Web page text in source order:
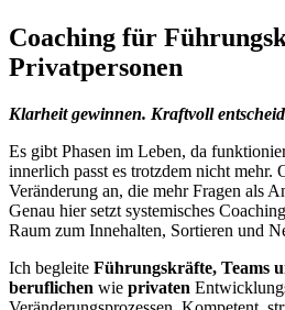
Coaching für
Privatpersonen
Klarheit gewinnen. Kraftvoll
Es gibt Phasen im Leben, da
innerlich passt es trotzdem nicht mehr.
Veränderung an, die mehr Fragen als
Genau hier setzt systemisches
Raum zum Innehalten, Sortieren und
Ich begleite Führungskräfte, Teams
beruflichen wie privaten